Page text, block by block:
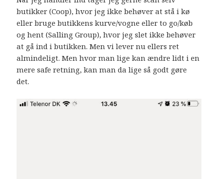
butikker (Coop), hvor jeg ikke behøver at stå i kø
eller bruge butikkens kurve/vogne eller to go/køb
og hent (Salling Group), hvor jeg slet ikke behøver
at gå ind i butikken. Men vi lever nu ellers ret
almindeligt. Men hvor man lige kan ændre lidt i en
mere safe retning, kan man da lige så godt gøre
det.